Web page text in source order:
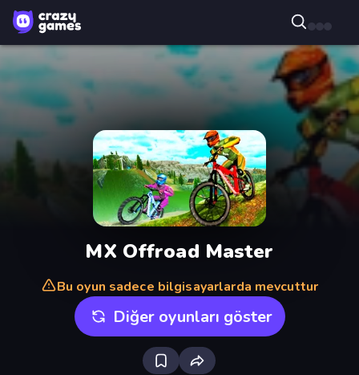
MX Offroad Master
Bu oyun sadece bilgisayarlarda mevcuttur
Diğer oyunları göster